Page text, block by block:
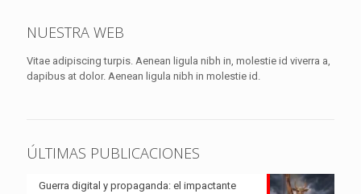
NUESTRA WEB
Vitae adipiscing turpis. Aenean ligula nibh in, molestie id viverra a,
dapibus at dolor. Aenean ligula nibh in molestie id.
ÚLTIMAS PUBLICACIONES
Guerra digital y propaganda: el impactante